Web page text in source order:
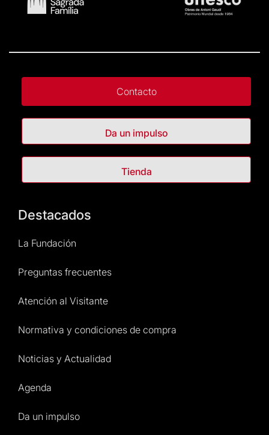
Contacto
Da un impulso
Tienda
Destacados
La Fundación
Preguntas frecuentes
Atención al Visitante
Normativa y condiciones de compra
Noticias y Actualidad
Agenda
Da un impulso